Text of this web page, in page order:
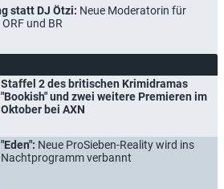
statt DJ Ötzi: Neue Moderatorin für
und BR
Staffel 2 des britischen Krimidramas
"Bookish" und zwei weitere Premieren im
Oktober bei AXN
"Eden": Neue ProSieben-Reality wird ins
Nachtprogramm verbannt